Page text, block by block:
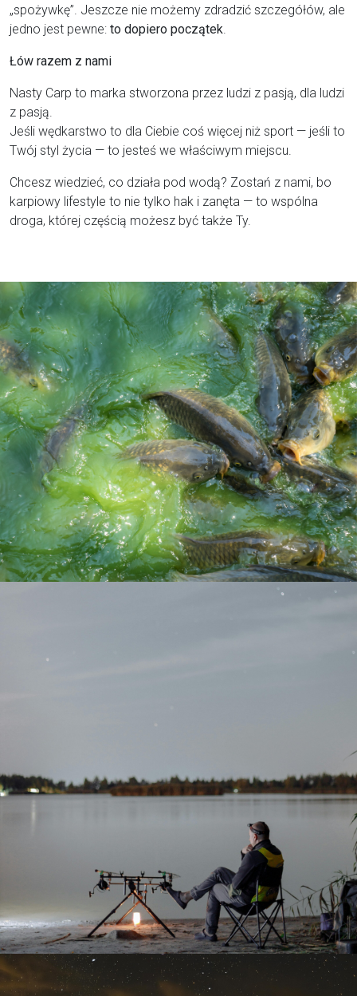
„spożywkę”. Jeszcze nie możemy zdradzić szczegółów, ale
jedno jest pewne: to dopiero początek.
Łów razem z nami
Nasty Carp to marka stworzona przez ludzi z pasją, dla ludzi
z pasją.
Jeśli wędkarstwo to dla Ciebie coś więcej niż sport — jeśli to
Twój styl życia — to jesteś we właściwym miejscu.
Chcesz wiedzieć, co działa pod wodą? Zostań z nami, bo
karpiowy lifestyle to nie tylko hak i zanęta — to wspólna
droga, której częścią możesz być także Ty.